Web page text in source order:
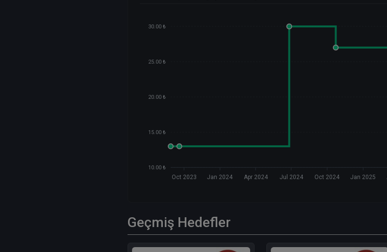
30.00 ₺
25.00 ₺
20.00 ₺
15.00 ₺
10.00 ₺
Oct 2023 Jan 2024 Apr 2024 Jul 2024 Oct 2024 Jan 2025
Geçmiş Hedefler